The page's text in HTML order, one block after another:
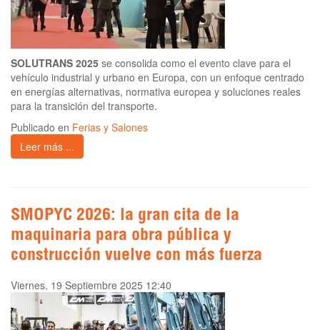
SOLUTRANS 2025 se consolida como el evento clave para el
vehículo industrial y urbano en Europa, con un enfoque centrado
en energías alternativas, normativa europea y soluciones reales
para la transición del transporte.
Publicado en Ferias y Salones
Leer más ...
SMOPYC 2026: la gran cita de la
maquinaria para obra pública y
construcción vuelve con más fuerza
Viernes, 19 Septiembre 2025 12:40